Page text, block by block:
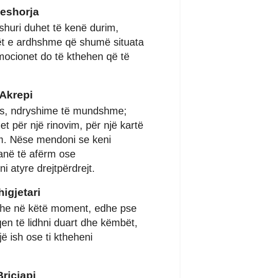
duhet të kenë durim,
e ardhshme që shumë situata
do të kthehen që të
Akrepi
ndryshime të mundshme;
për një rinovim, për një kartë
Nëse mendoni se keni
të afërm ose
atyre drejtpërdrejt.
në këtë moment, edhe pse
të lidhni duart dhe këmbët,
ish ose ti ktheheni